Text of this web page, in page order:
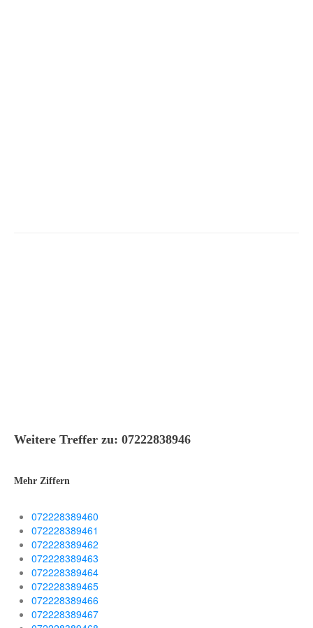
Weitere Treffer zu: 07222838946
Mehr Ziffern
072228389460
072228389461
072228389462
072228389463
072228389464
072228389465
072228389466
072228389467